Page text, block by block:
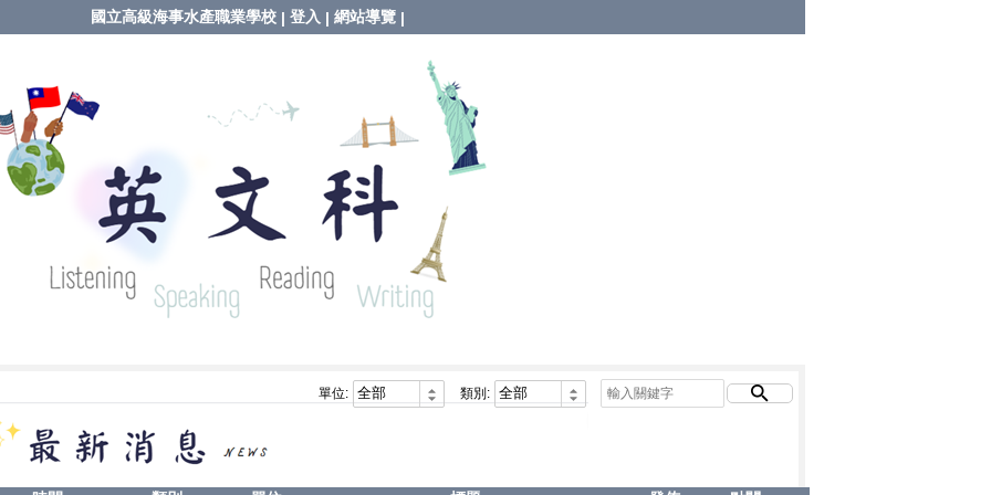
國立高級海事水產職業學校 | 登入 | 網站導覽 |
單位: 類別: